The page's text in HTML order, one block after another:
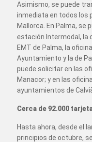
Asimismo, se puede
inmediata en todos los
Mallorca. En Palma, se
estación Intermodal, la
EMT de Palma, la
Ayuntamiento y la de
puede solicitar en las
Manacor; y en las
ayuntamientos de
Cerca de 92.000
Hasta ahora, desde el
principios de octubre,